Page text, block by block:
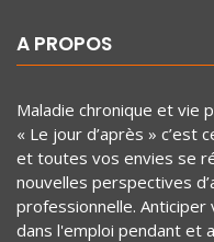
A PROPOS
Maladie chronique et vie
« Le jour d’après »
et toutes vos envies se
nouvelles perspectives
professionnelle.
dans l'emploi pendant et